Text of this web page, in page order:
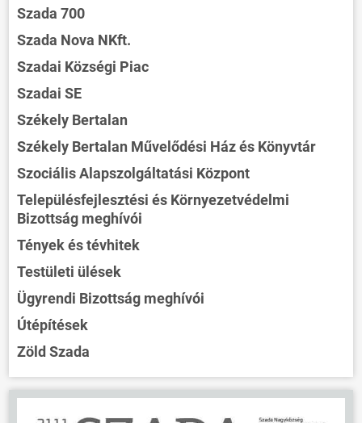
ÖNKORMÁNYZAT
ÜGYINTÉZÉS
KÖZÖSSÉG
Szada 700
Szada Nova NKft.
Szadai Községi Piac
Szadai SE
Székely Bertalan
Székely Bertalan Művelődési Ház és Könyvtár
Szociális Alapszolgáltatási Központ
Településfejlesztési és Környezetvédelmi
Bizottság meghívói
Tények és tévhitek
Testületi ülések
Ügyrendi Bizottság meghívói
Útépítések
Zöld Szada